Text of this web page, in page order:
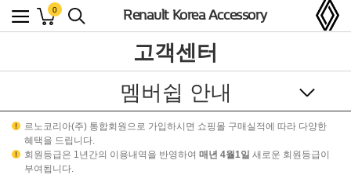
0 Renault Korea Accessory
고객센터
멤버쉽 안내
고객센터 홈
르노코리아(주) 통합회원으로 가입하시면 쇼핑몰 구매실적에 따라 다양한
혜택을 드립니다.
회원등급은 1년간의 이용내역을 반영하여 매년 4월1일 새로운 회원등급이
부여됩니다.